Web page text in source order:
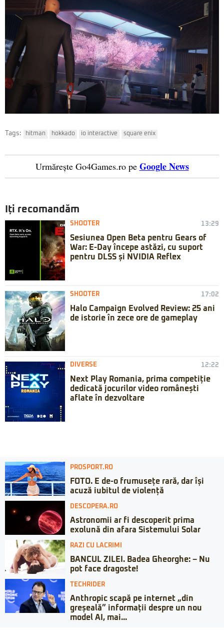
Tags: hitman hokkado io interactive square enix
Urmărește Go4Games.ro pe Google News
Iți recomandăm
SHOOTER 13:29
Sesiunea Open Beta pentru Gears of
War: E-Day începe astăzi, cu suport
pentru DLSS și NVIDIA Reflex
SHOOTER 17:02
Halo Campaign Evolved Review: 25 ani
de istorie în zece ore de gameplay
DIVERSE 12:22
Next Play Romania, prima competiție
dedicată jocurilor video românești
aflate în dezvoltare
PROSPORT.RO
FOTO. E de-o frumusețe rară, dar își
acuză iubitul de violență
DESCOPERA.RO
Astronomii ar fi descoperit prima
exolună din afara Sistemului Solar
RAZI CU LACRIMI
BANCUL ZILEI. Badea Gheorghe: – Nu
pot face dragoste!
TECHRIDER
Anthropic scapă pe internet „din
greșeală” informații despre un nou
model AI, mai...